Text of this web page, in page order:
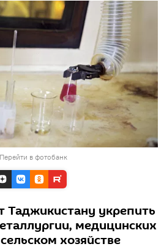
Перейти в фотобанк
Таджикистану укрепить
медицинских
хозяйстве